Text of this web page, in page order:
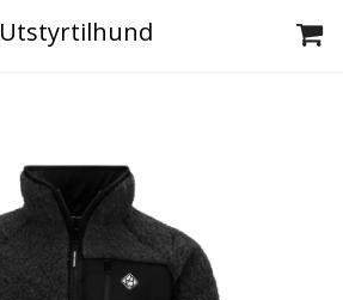
Utstyrtilhund